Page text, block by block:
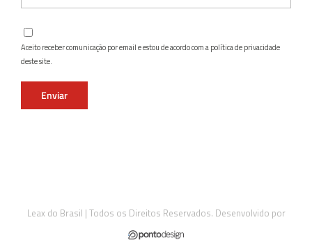
Aceito receber comunicação por email e estou de acordo com a política de privacidade
deste site.
Leax do Brasil | Todos os Direitos Reservados. Desenvolvido por